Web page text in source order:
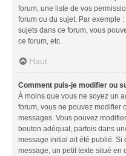
forum, une liste de vos
forum ou du sujet. Par exemple
sujets dans ce forum, vous
ce forum, etc.
Haut
Comment puis-je modifier ou
À moins que vous ne soyez un
forum, vous ne pouvez modifier
messages. Vous pouvez
bouton adéquat, parfois dans
message initial ait été publié. Si
message, un petit texte situé en